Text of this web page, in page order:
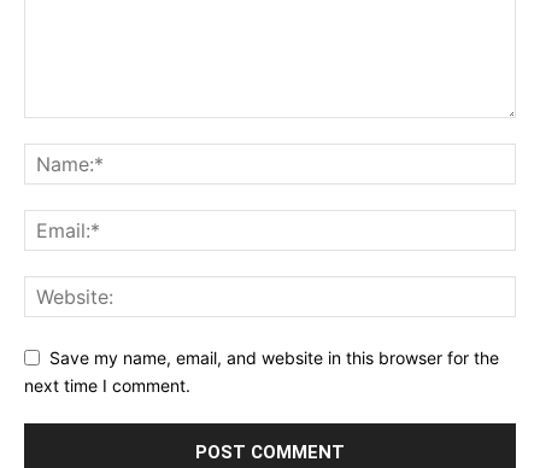
Save my name, email, and website in this browser for the
next time I comment.